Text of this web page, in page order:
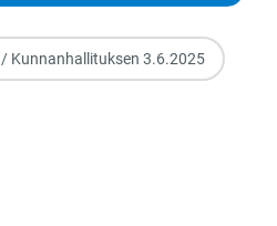
/ Kunnanhallituksen 3.6.2025